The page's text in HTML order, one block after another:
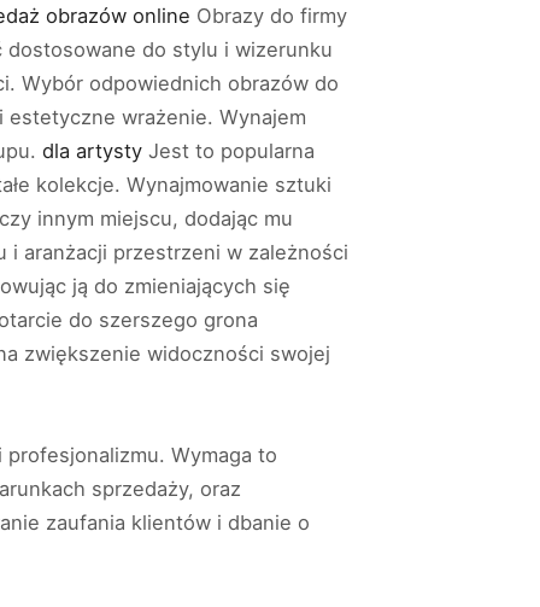
obrazów online Obrazy do firmy
do stylu i wizerunku
Wybór odpowiednich obrazów do
wrażenie. Wynajem
dla artysty Jest to popularna
kolekcje. Wynajmowanie sztuki
innym miejscu, dodając mu
i aranżacji przestrzeni w zależności
ją do zmieniających się
do szerszego grona
zwiększenie widoczności swojej
Wymaga to
sprzedaży, oraz
zaufania klientów i dbanie o